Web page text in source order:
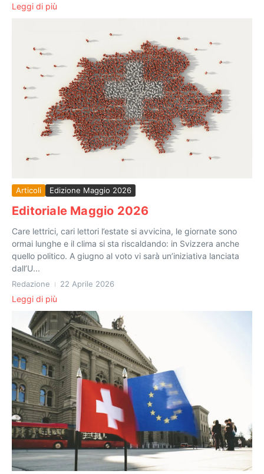
Leggi di più
Articoli Edizione Maggio 2026
Editoriale Maggio 2026
Care lettrici, cari lettori l’estate si avvicina, le giornate sono
ormai lunghe e il clima si sta riscaldando: in Svizzera anche
quello politico. A giugno al voto vi sarà un’iniziativa lanciata
dall’U...
Redazione 22 Aprile 2026
Leggi di più